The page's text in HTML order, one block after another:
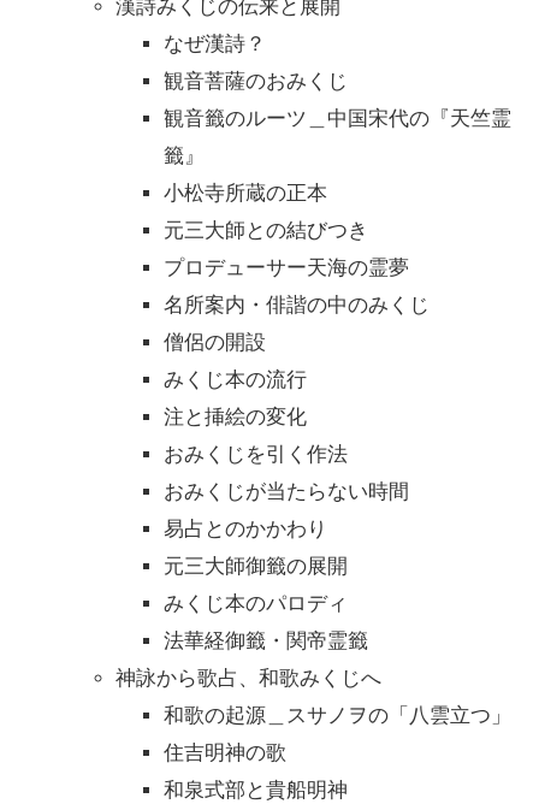
漢詩みくじの伝来と展開
なぜ漢詩？
観音菩薩のおみくじ
観音籤のルーツ＿中国宋代の『天竺霊
籤』
小松寺所蔵の正本
元三大師との結びつき
プロデューサー天海の霊夢
名所案内・俳諧の中のみくじ
僧侶の開設
みくじ本の流行
注と挿絵の変化
おみくじを引く作法
おみくじが当たらない時間
易占とのかかわり
元三大師御籤の展開
みくじ本のパロディ
法華経御籤・関帝霊籤
神詠から歌占、和歌みくじへ
和歌の起源＿スサノヲの「八雲立つ」
住吉明神の歌
和泉式部と貴船明神